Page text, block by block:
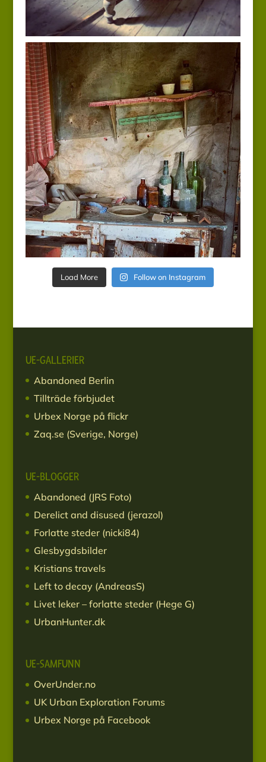
Load More Follow on Instagram
UE-GALLERIER
Abandoned Berlin
Tillträde förbjudet
Urbex Norge på flickr
Zaq.se (Sverige, Norge)
UE-BLOGGER
Abandoned (JRS Foto)
Derelict and disused (jerazol)
Forlatte steder (nicki84)
Glesbygdsbilder
Kristians travels
Left to decay (AndreasS)
Livet leker – forlatte steder (Hege G)
UrbanHunter.dk
UE-SAMFUNN
OverUnder.no
UK Urban Exploration Forums
Urbex Norge på Facebook